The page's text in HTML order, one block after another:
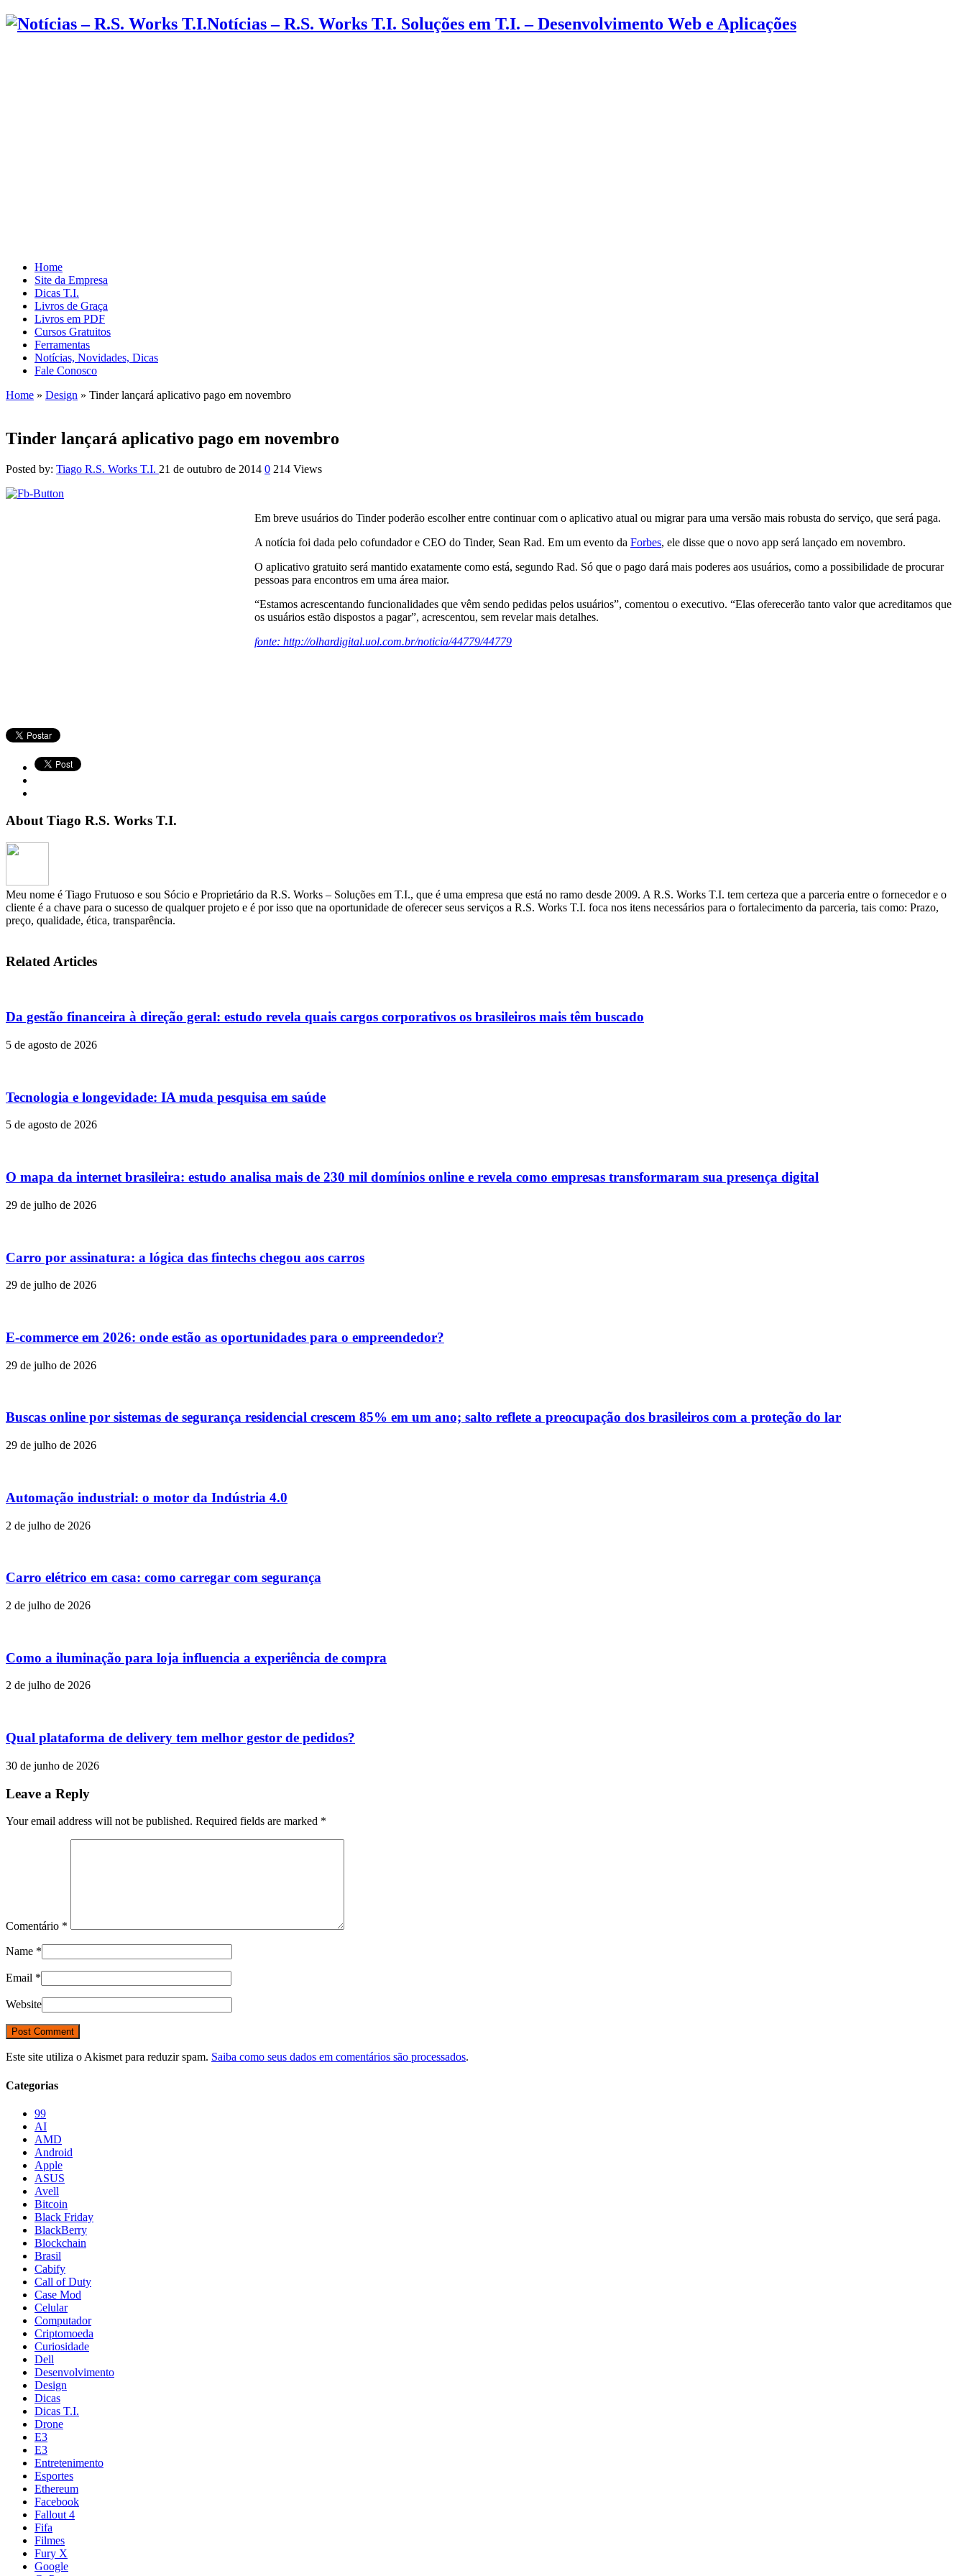
Notícias – R.S. Works T.I. Soluções em T.I. – Desenvolvimento Web e Aplicações
Home
Site da Empresa
Dicas T.I.
Livros de Graça
Livros em PDF
Cursos Gratuitos
Ferramentas
Notícias, Novidades, Dicas
Fale Conosco
Home » Design » Tinder lançará aplicativo pago em novembro
Tinder lançará aplicativo pago em novembro
Posted by: Tiago R.S. Works T.I. 21 de outubro de 2014 0 214 Views
Em breve usuários do Tinder poderão escolher entre continuar com o aplicativo atual ou migrar para uma versão mais robusta do serviço, que será paga.
A notícia foi dada pelo cofundador e CEO do Tinder, Sean Rad. Em um evento da Forbes, ele disse que o novo app será lançado em novembro.
O aplicativo gratuito será mantido exatamente como está, segundo Rad. Só que o pago dará mais poderes aos usuários, como a possibilidade de procurar
pessoas para encontros em uma área maior.
“Estamos acrescentando funcionalidades que vêm sendo pedidas pelos usuários”, comentou o executivo. “Elas oferecerão tanto valor que acreditamos que
os usuários estão dispostos a pagar”, acrescentou, sem revelar mais detalhes.
fonte: http://olhardigital.uol.com.br/noticia/44779/44779
About Tiago R.S. Works T.I.
Meu nome é Tiago Frutuoso e sou Sócio e Proprietário da R.S. Works – Soluções em T.I., que é uma empresa que está no ramo desde 2009. A R.S. Works T.I. tem certeza que a parceria entre o fornecedor e o
cliente é a chave para o sucesso de qualquer projeto e é por isso que na oportunidade de oferecer seus serviços a R.S. Works T.I. foca nos itens necessários para o fortalecimento da parceria, tais como: Prazo,
preço, qualidade, ética, transparência.
Related Articles
Da gestão financeira à direção geral: estudo revela quais cargos corporativos os brasileiros mais têm buscado
5 de agosto de 2026
Tecnologia e longevidade: IA muda pesquisa em saúde
5 de agosto de 2026
O mapa da internet brasileira: estudo analisa mais de 230 mil domínios online e revela como empresas transformaram sua presença digital
29 de julho de 2026
Carro por assinatura: a lógica das fintechs chegou aos carros
29 de julho de 2026
E-commerce em 2026: onde estão as oportunidades para o empreendedor?
29 de julho de 2026
Buscas online por sistemas de segurança residencial crescem 85% em um ano; salto reflete a preocupação dos brasileiros com a proteção do lar
29 de julho de 2026
Automação industrial: o motor da Indústria 4.0
2 de julho de 2026
Carro elétrico em casa: como carregar com segurança
2 de julho de 2026
Como a iluminação para loja influencia a experiência de compra
2 de julho de 2026
Qual plataforma de delivery tem melhor gestor de pedidos?
30 de junho de 2026
Leave a Reply
Your email address will not be published. Required fields are marked *
Comentário *
Name *
Email *
Website
Este site utiliza o Akismet para reduzir spam. Saiba como seus dados em comentários são processados.
Categorias
99
AI
AMD
Android
Apple
ASUS
Avell
Bitcoin
Black Friday
BlackBerry
Blockchain
Brasil
Cabify
Call of Duty
Case Mod
Celular
Computador
Criptomoeda
Curiosidade
Dell
Desenvolvimento
Design
Dicas
Dicas T.I.
Drone
E3
E3
Entretenimento
Esportes
Ethereum
Facebook
Fallout 4
Fifa
Filmes
Fury X
Google